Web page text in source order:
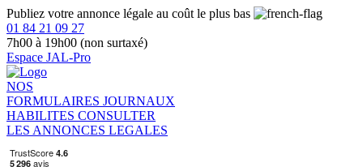
Publiez votre annonce légale au coût le plus bas
01 84 21 09 27
7h00 à 19h00 (non surtaxé)
Espace JAL-Pro
NOS
FORMULAIRES JOURNAUX
HABILITES CONSULTER
LES ANNONCES LEGALES